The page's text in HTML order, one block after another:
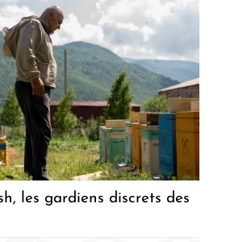
les gardiens discrets des